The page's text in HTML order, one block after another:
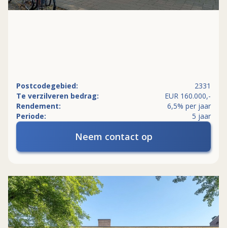
Postcodegebied:
2331
Te verzilveren bedrag:
EUR 160.000,-
Rendement:
6,5% per jaar
Periode:
5 jaar
Neem contact op